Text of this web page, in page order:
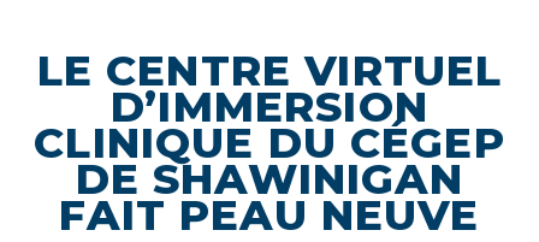
LE CENTRE VIRTUEL
D’IMMERSION
CLINIQUE DU CÉGEP
DE SHAWINIGAN
FAIT PEAU NEUVE